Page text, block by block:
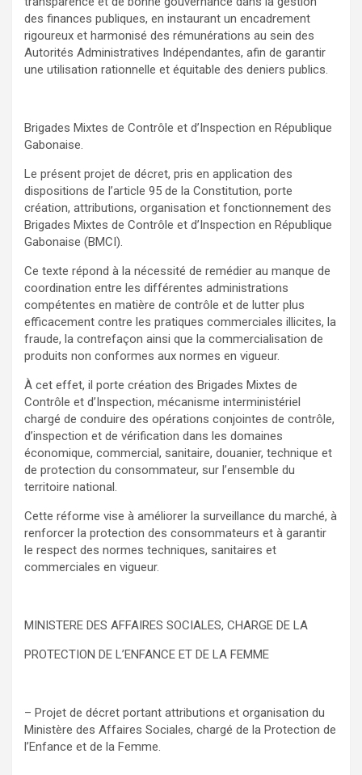
des finances publiques, en instaurant un encadrement
rigoureux et harmonisé des rémunérations au sein des
Autorités Administratives Indépendantes, afin de garantir
une utilisation rationnelle et équitable des deniers publics.
Brigades Mixtes de Contrôle et d’Inspection en République
Gabonaise.
Le présent projet de décret, pris en application des
dispositions de l’article 95 de la Constitution, porte
création, attributions, organisation et fonctionnement des
Brigades Mixtes de Contrôle et d’Inspection en République
Gabonaise (BMCI).
Ce texte répond à la nécessité de remédier au manque de
coordination entre les différentes administrations
compétentes en matière de contrôle et de lutter plus
efficacement contre les pratiques commerciales illicites, la
fraude, la contrefaçon ainsi que la commercialisation de
produits non conformes aux normes en vigueur.
À cet effet, il porte création des Brigades Mixtes de
Contrôle et d’Inspection, mécanisme interministériel
chargé de conduire des opérations conjointes de contrôle,
d’inspection et de vérification dans les domaines
économique, commercial, sanitaire, douanier, technique et
de protection du consommateur, sur l’ensemble du
territoire national.
Cette réforme vise à améliorer la surveillance du marché, à
renforcer la protection des consommateurs et à garantir
le respect des normes techniques, sanitaires et
commerciales en vigueur.
MINISTERE DES AFFAIRES SOCIALES, CHARGE DE LA
PROTECTION DE L’ENFANCE ET DE LA FEMME
– Projet de décret portant attributions et organisation du
Ministère des Affaires Sociales, chargé de la Protection de
l’Enfance et de la Femme.